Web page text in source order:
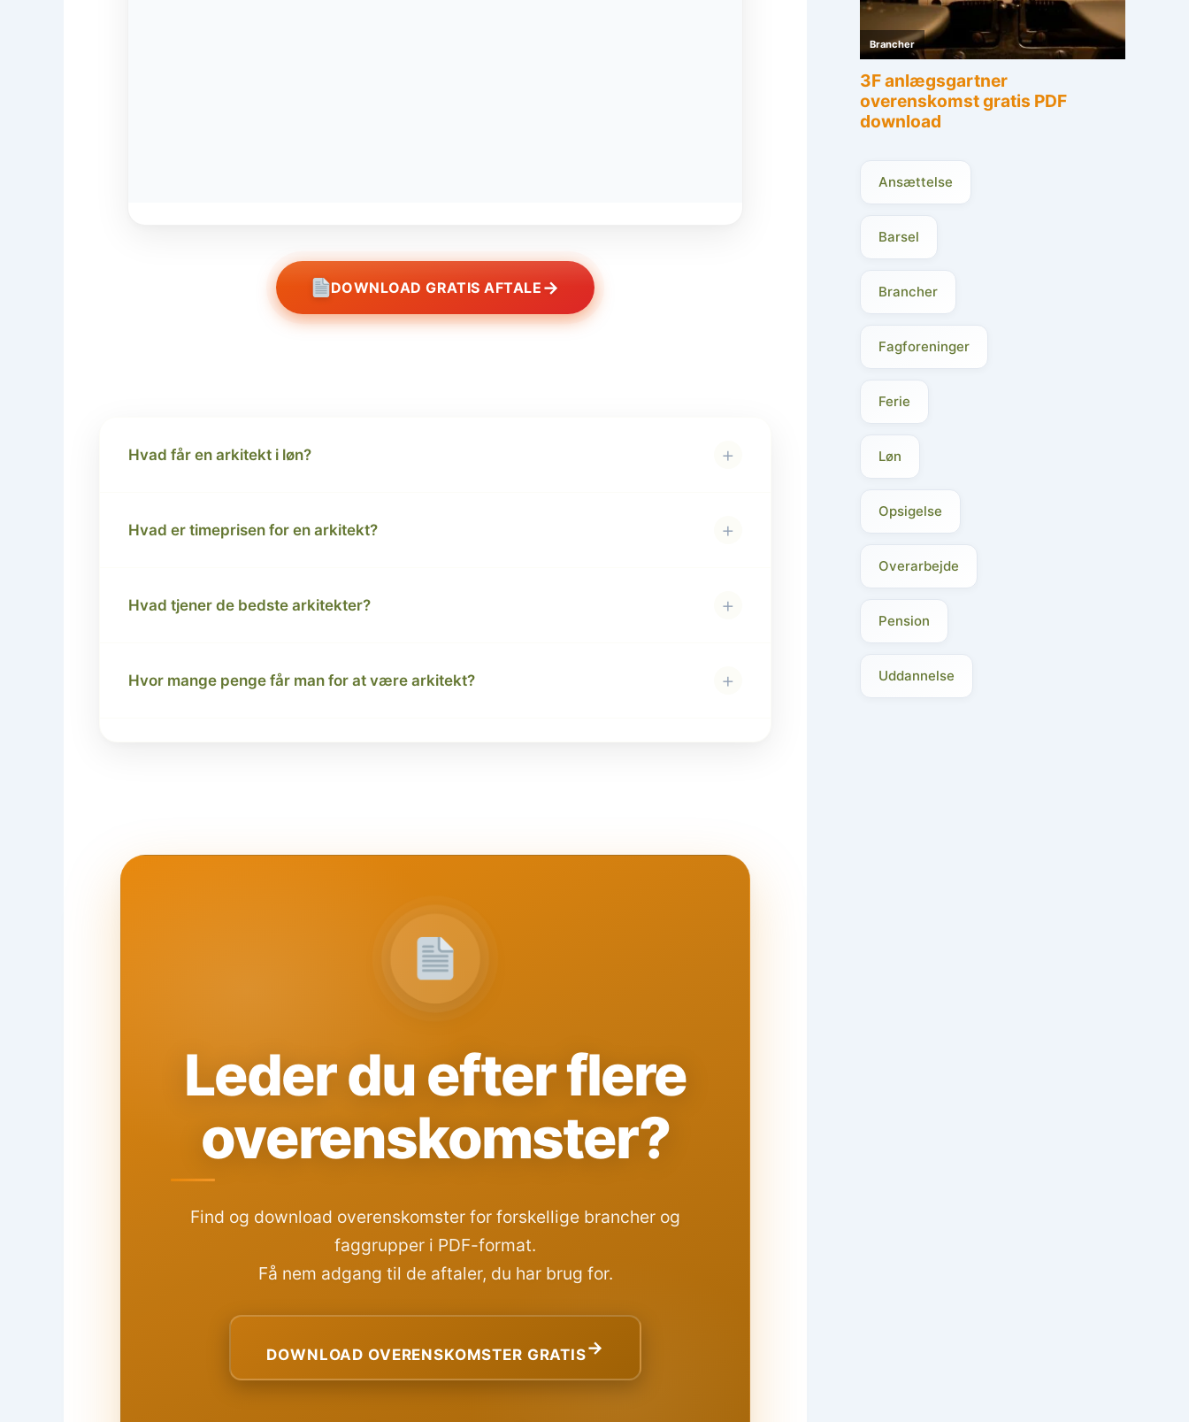
DOWNLOAD GRATIS AFTALE →
Hvad får en arkitekt i løn? +
Hvad er timeprisen for en arkitekt? +
Hvad tjener de bedste arkitekter? +
Hvor mange penge får man for at være arkitekt? +
Leder du efter flere
overenskomster?
Find og download overenskomster for forskellige brancher og
faggrupper i PDF-format.
Få nem adgang til de aftaler, du har brug for.
DOWNLOAD OVERENSKOMSTER GRATIS→
Ansættelse
Barsel
Brancher
Fagforeninger
Ferie
Løn
Opsigelse
Overarbejde
Pension
Uddannelse